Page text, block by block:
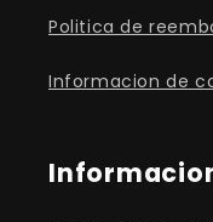
Politica de
Informacion de